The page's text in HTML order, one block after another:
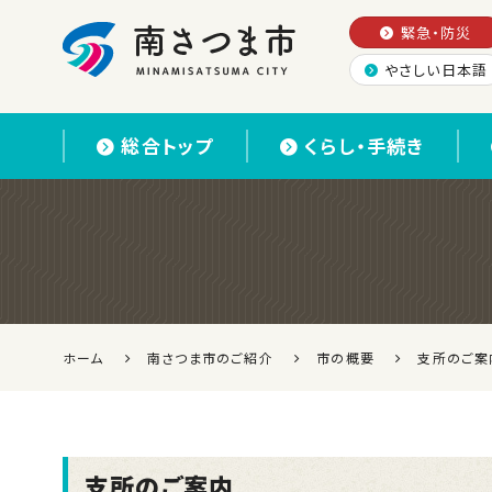
緊急・防災
やさしい日本語
総合トップ くらし・手続き
ホーム 南さつま市のご紹介 市の概要 支所のご